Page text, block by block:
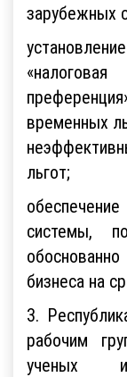
зарубежных
временных
льгот;
системы,
бизнеса на
3.
рабочим
ученых и